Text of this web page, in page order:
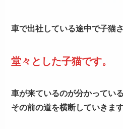
車で出社している途中で子猫
堂々とした子猫です。
車が来ているのが分かってい
その前の道を横断していきます